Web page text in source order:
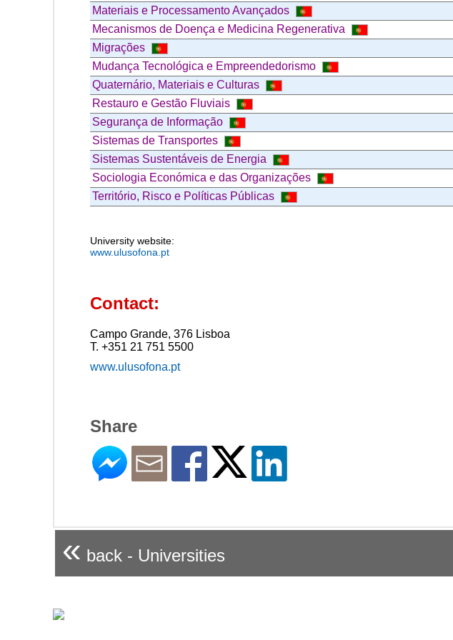
Materiais e Processamento Avançados
Mecanismos de Doença e Medicina Regenerativa
Migrações
Mudança Tecnológica e Empreendedorismo
Quaternário, Materiais e Culturas
Restauro e Gestão Fluviais
Segurança de Informação
Sistemas de Transportes
Sistemas Sustentáveis de Energia
Sociologia Económica e das Organizações
Território, Risco e Políticas Públicas
University website:
www.ulusofona.pt
Contact:
Campo Grande, 376 Lisboa
T. +351 21 751 5500
www.ulusofona.pt
Share
« back - Universities